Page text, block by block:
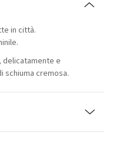
in città.
e
schiuma cremosa.